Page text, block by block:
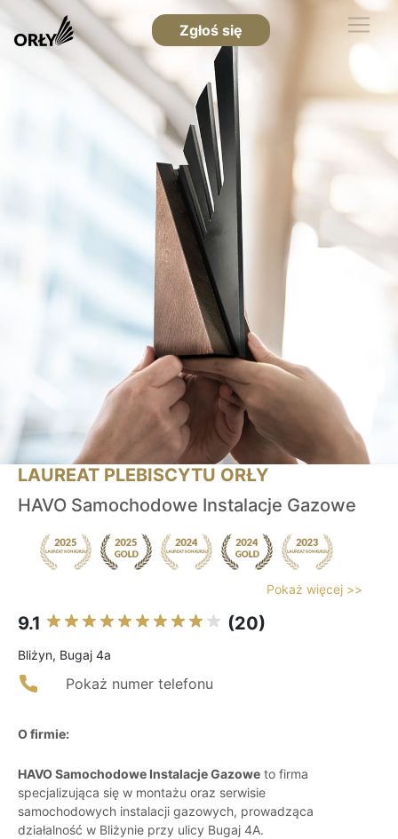
Zgłoś się
LAUREAT PLEBISCYTU ORŁY
HAVO Samochodowe Instalacje Gazowe
Pokaż więcej >>
9.1 (20)
Bliżyn, Bugaj 4a
Pokaż numer telefonu
O firmie:
HAVO Samochodowe Instalacje Gazowe to firma
specjalizująca się w montażu oraz serwisie
samochodowych instalacji gazowych, prowadząca
działalność w Bliżynie przy ulicy Bugaj 4A.